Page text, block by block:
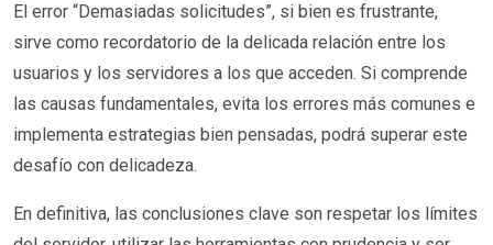
El error “Demasiadas solicitudes”, si bien es frustrante,
sirve como recordatorio de la delicada relación entre los
usuarios y los servidores a los que acceden. Si comprende
las causas fundamentales, evita los errores más comunes e
implementa estrategias bien pensadas, podrá superar este
desafío con delicadeza.
En definitiva, las conclusiones clave son respetar los límites